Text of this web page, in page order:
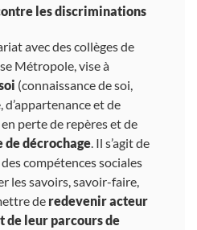
les discriminations
avec des collèges de
Métropole, vise à
(connaissance de soi,
et de
perte de repères et de
de décrochage . Il s’agit de
des compétences sociales
les savoirs, savoir-faire,
de redevenir acteur
de leur parcours de